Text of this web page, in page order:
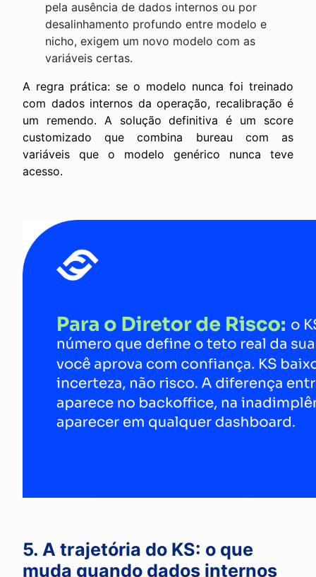
pela ausência de dados internos ou por
desalinhamento profundo entre modelo e
nicho, exigem um novo modelo com as
variáveis certas.
A regra prática: se o modelo nunca foi treinado
com dados internos da operação, recalibração é
um remendo. A solução definitiva é um score
customizado que combina bureau com as
variáveis que o modelo genérico nunca teve
acesso.
5. A trajetória do KS: o que
muda quando dados internos